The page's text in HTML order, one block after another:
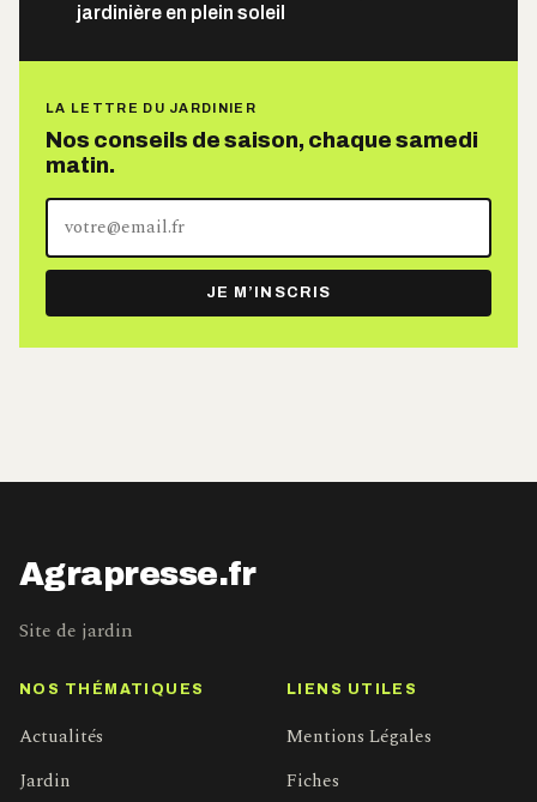
jardinière en plein soleil
LA LETTRE DU JARDINIER
Nos conseils de saison, chaque samedi
matin.
Votre
adresse
e-
mail
JE M’INSCRIS
Agrapresse.fr
Site de jardin
NOS THÉMATIQUES
Actualités
Jardin
LIENS UTILES
Mentions Légales
Fiches